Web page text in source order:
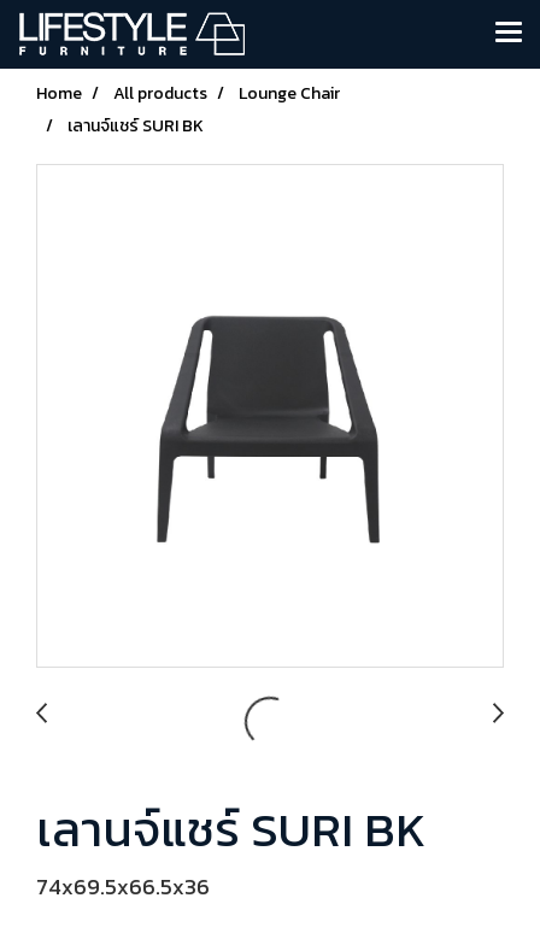
Home All products
Lounge Chair
เลานจ์แชร์ SURI BK
เลานจ์แชร์ SURI BK
74x69.5x66.5x36